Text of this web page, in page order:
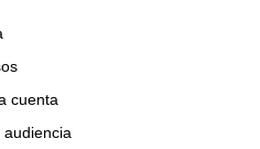
cuenta
audiencia